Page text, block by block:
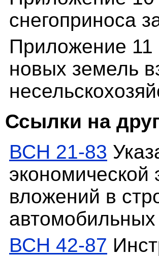
снегоприноса
Приложение 11
новых земель
Ссылки на
ВСН 21-83
вложений в
автомобильных
ВСН 42-87